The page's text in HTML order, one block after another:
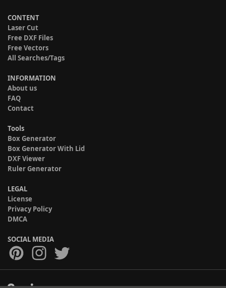
CONTENT
Laser Cut
Free DXF Files
Free Vectors
All Searches/Tags
INFORMATION
About us
FAQ
Contact
Tools
Box Generator
Box Generator With Lid
DXF Viewer
Ruler Generator
LEGAL
License
Privacy Policy
DMCA
SOCIAL MEDIA